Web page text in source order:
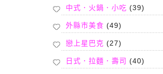
中式．火鍋．小吃 (39)
外縣市美食 (49)
戀上星巴克 (27)
日式．拉麵．壽司 (40)